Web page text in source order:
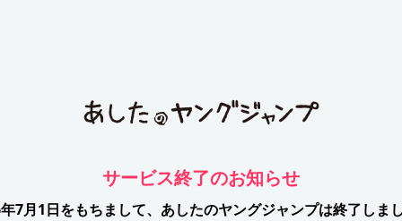
サービス終了のお知らせ
7月1日をもちまして、 あしたのヤングジャンプは終了しま